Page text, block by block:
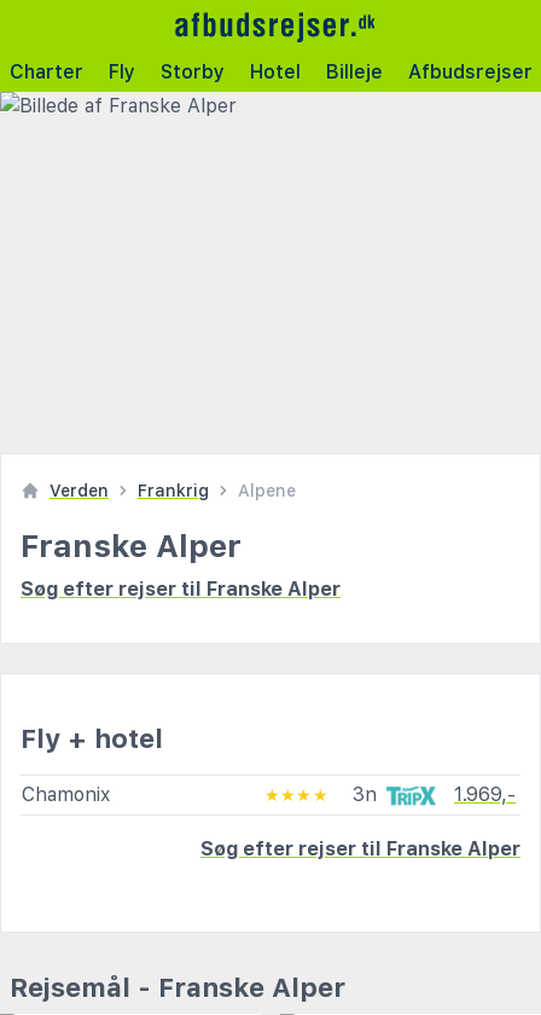
Charter Fly Storby Hotel Billeje Afbudsrejser
Verden Frankrig Alpene
Franske Alper
Søg efter rejser til Franske Alper
Fly + hotel
Chamonix ★★★★ 3n 1.969,-
Søg efter rejser til Franske Alper
Rejsemål - Franske Alper